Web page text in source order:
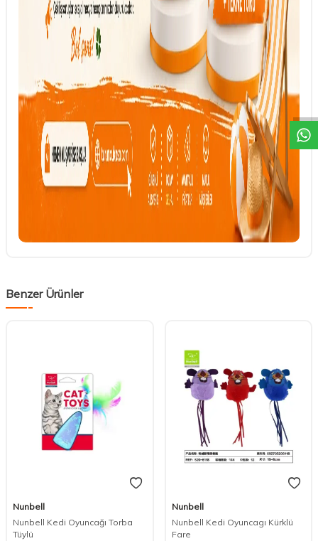
DESTEK
Benzer Ürünler
Nunbell
Nunbell Kedi Oyuncağı Torba
Tüylü
Nunbell
Nunbell Kedi Oyuncagı Kürklü
Fare